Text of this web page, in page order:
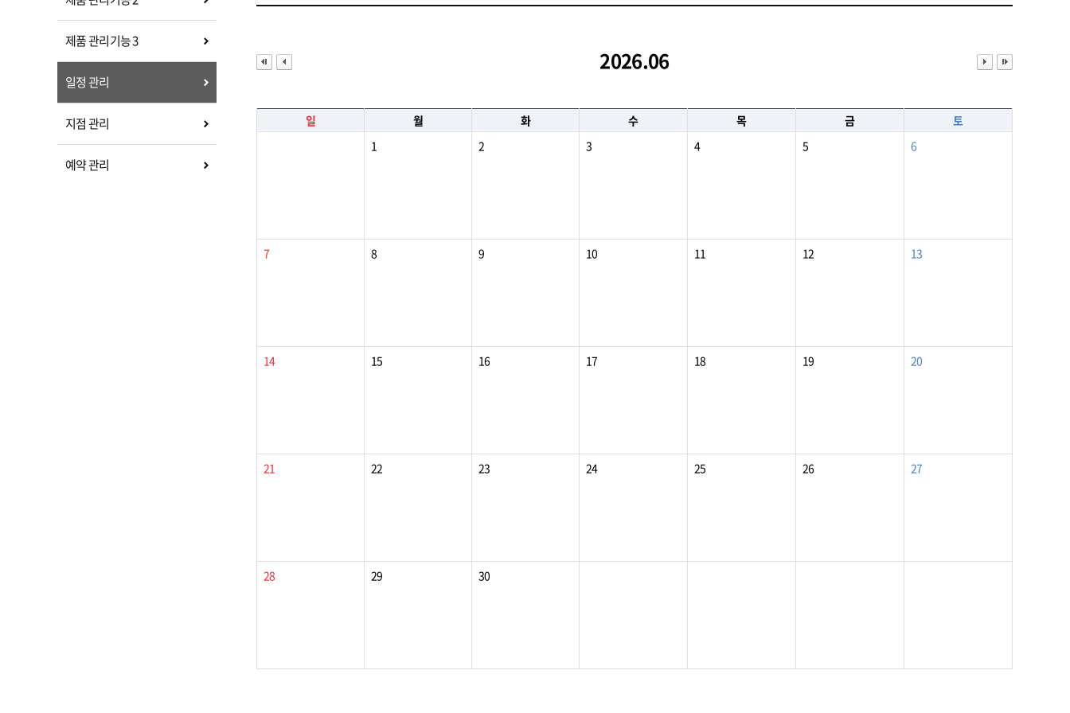
제품 관리기능 3
일정 관리
지점 관리
예약 관리
2026.06
일 월 화 수 목 금
토
1
2 3 4 5 6
7 8 9 10 11 12 13
14 15 16 17 18 19 20
21 22 23 24 25 26 27
28 29 30